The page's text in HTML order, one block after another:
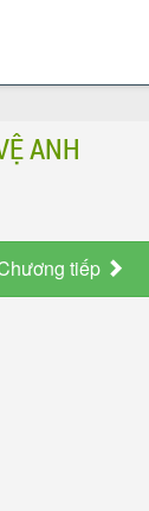
ANH
tiếp